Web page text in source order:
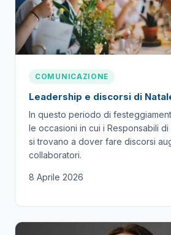
COMUNICAZIONE
Leadership e discorsi di
In questo periodo di
le occasioni in cui i Responsabili
si trovano a dover fare discorsi
collaboratori.
8 Aprile 2026